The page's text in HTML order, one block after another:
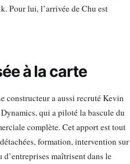
Pour lui, l’arrivée de Chu est
à la carte
constructeur a aussi recruté Kevin
qui a piloté la bascule du
complète. Cet apport est tout
formation, intervention sur
maîtrisent dans le